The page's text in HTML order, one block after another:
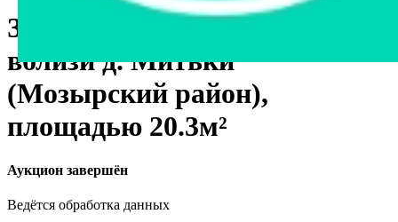
Здание водонапорной башни
вблизи д. Митьки
(Мозырский район),
площадью 20.3м²
Аукцион завершён
Ведётся обработка данных